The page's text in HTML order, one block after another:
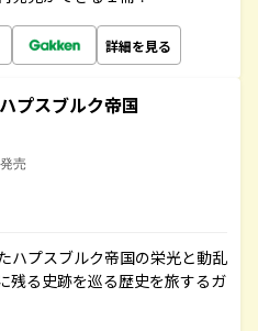
詳細を見る
プスブルク帝国
売
ハプスブルク帝国の栄光と動乱
残る史跡を巡る歴史を旅するガ